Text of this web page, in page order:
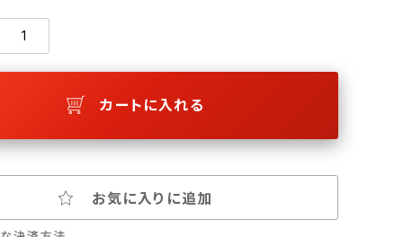
カートに入れる
お気に入りに追加